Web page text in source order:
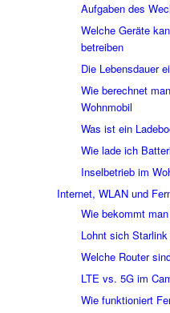
Aufgaben des
Welche Geräte
betreiben
Die Lebensdauer
Wie berechnet
Wohnmobil
Was ist ein
Wie lade ich
Inselbetrieb im
Internet, WLAN und
Wie bekommt
Lohnt sich
Welche Router
LTE vs. 5G im
Wie funktioniert